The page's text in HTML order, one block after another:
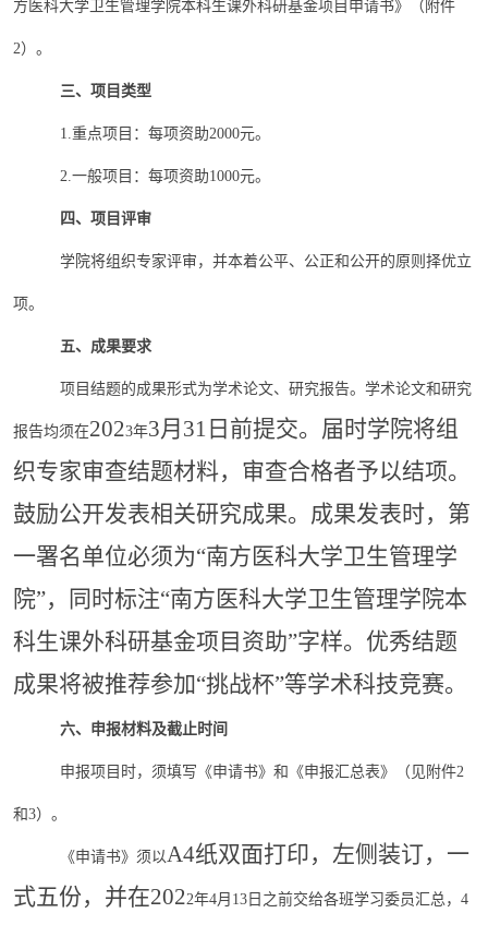
方医科大学卫生管理学院本科生课外科研基金项目申请书》（附件
2） 。
三、项目类型
1.重点项目：每项资助2000元。
2.一般项目：每项资助1000元。
四、项目评审
学院将组织专家评审，并本着公平、公正和公开的原则择优立
项。
五、成果要求
项目结题的成果形式为学术论文、研究报告。学术论文和研究
报告均须在2023年3月31日前提交。届时学院将组
织专家审查结题材料，审查合格者予以结项。
鼓励公开发表相关研究成果。成果发表时，第
一署名单位必须为“南方医科大学卫生管理学
院”，同时标注“南方医科大学卫生管理学院本
科生课外科研基金项目资助”字样。优秀结题
成果将被推荐参加“挑战杯”等学术科技竞赛。
六、申报材料及截止时间
申报项目时，须填写《申请书》和《申报汇总表》（见附件2
和3）。
《申请书》须以A4纸双面打印，左侧装订，一
式五份，并在2022年4月 13日之前交给各班学习委员汇总， 4